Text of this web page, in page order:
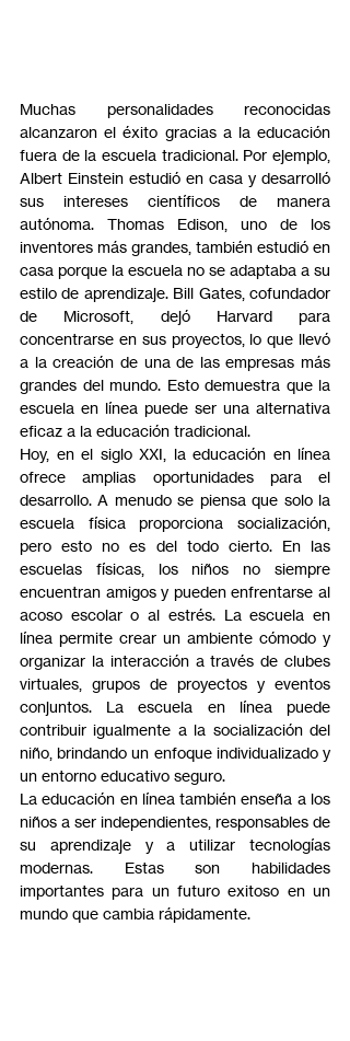
Muchas personalidades reconocidas
alcanzaron el éxito gracias a la educación
fuera de la escuela tradicional. Por ejemplo,
Albert Einstein estudió en casa y desarrolló
sus intereses científicos de manera
autónoma. Thomas Edison, uno de los
inventores más grandes, también estudió en
casa porque la escuela no se adaptaba a su
estilo de aprendizaje. Bill Gates, cofundador
de Microsoft, dejó Harvard para
concentrarse en sus proyectos, lo que llevó
a la creación de una de las empresas más
grandes del mundo. Esto demuestra que la
escuela en línea puede ser una alternativa
eficaz a la educación tradicional.
Hoy, en el siglo XXI, la educación en línea
ofrece amplias oportunidades para el
desarrollo. A menudo se piensa que solo la
escuela física proporciona socialización,
pero esto no es del todo cierto. En las
escuelas físicas, los niños no siempre
encuentran amigos y pueden enfrentarse al
acoso escolar o al estrés. La escuela en
línea permite crear un ambiente cómodo y
organizar la interacción a través de clubes
virtuales, grupos de proyectos y eventos
conjuntos. La escuela en línea puede
contribuir igualmente a la socialización del
niño, brindando un enfoque individualizado y
un entorno educativo seguro.
La educación en línea también enseña a los
niños a ser independientes, responsables de
su aprendizaje y a utilizar tecnologías
modernas. Estas son habilidades
importantes para un futuro exitoso en un
mundo que cambia rápidamente.